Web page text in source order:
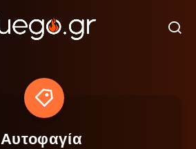
Αυτοφαγία